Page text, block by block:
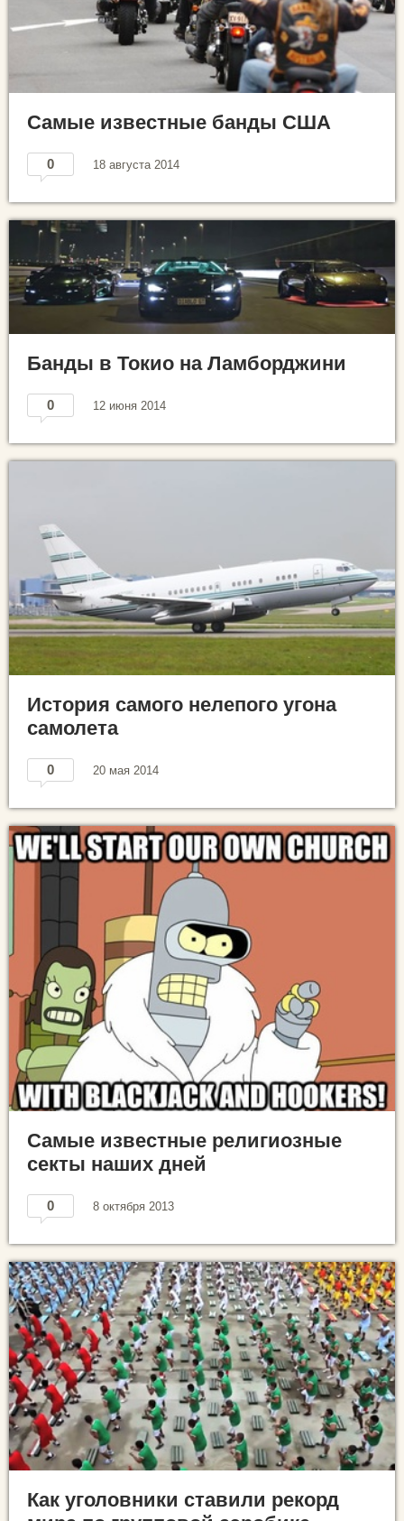
Самые известные банды США
0 18 августа 2014
Банды в Токио на Ламборджини
0 12 июня 2014
История самого нелепого угона
самолета
0 20 мая 2014
Самые известные религиозные
секты наших дней
0 8 октября 2013
Как уголовники ставили рекорд